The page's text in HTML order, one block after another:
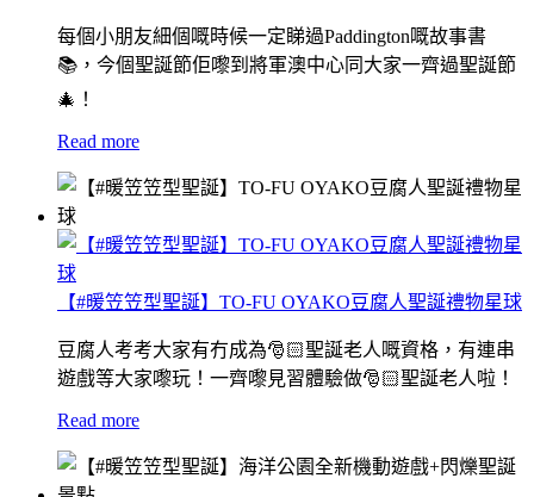
每個小朋友細個嘅時候一定睇過Paddington嘅故事書
📚，今個聖誕節佢嚟到將軍澳中心同大家一齊過聖誕節
🎄！
Read more
【#暖笠笠型聖誕】TO-FU OYAKO豆腐人聖誕禮物星球
豆腐人考考大家有冇成為🎅🏻聖誕老人嘅資格，有連串
遊戲等大家嚟玩！一齊嚟見習體驗做🎅🏻聖誕老人啦！
Read more